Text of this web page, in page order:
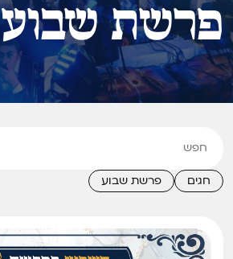
פרשת שבוע
פרשת שבוע חגים